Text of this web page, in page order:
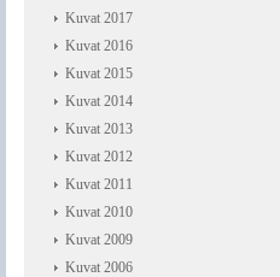
Kuvat 2017
Kuvat 2016
Kuvat 2015
Kuvat 2014
Kuvat 2013
Kuvat 2012
Kuvat 2011
Kuvat 2010
Kuvat 2009
Kuvat 2006